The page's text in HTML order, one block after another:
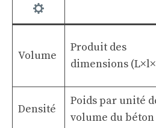
Volume
Produit des
dimensions
Densité
Poids par unité
volume du béton